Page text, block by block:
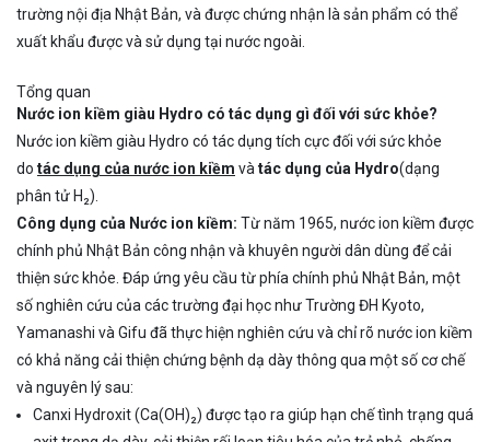
trường nội địa Nhật Bản, và được chứng nhận là sản phẩm có thể
xuất khẩu được và sử dụng tại nước ngoài.
Tổng quan
Nước ion kiềm giàu Hydro có tác dụng gì đối với sức khỏe?
Nước ion kiềm giàu Hydro có tác dụng tích cực đối với sức khỏe
do tác dụng của nước ion kiềm và tác dụng của Hydro(dạng
phân tử H₂).
Công dụng của Nước ion kiềm: Từ năm 1965, nước ion kiềm được
chính phủ Nhật Bản công nhận và khuyên người dân dùng để cải
thiện sức khỏe. Đáp ứng yêu cầu từ phía chính phủ Nhật Bản, một
số nghiên cứu của các trường đại học như Trường ĐH Kyoto,
Yamanashi và Gifu đã thực hiện nghiên cứu và chỉ rõ nước ion kiềm
có khả năng cải thiện chứng bệnh dạ dày thông qua một số cơ chế
và nguyên lý sau:
Canxi Hydroxit (Ca(OH)₂) được tạo ra giúp hạn chế tình trạng quá